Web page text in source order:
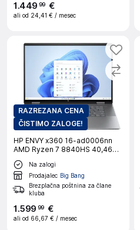
1 .449 99 €
ali od 24,41 € / mesec
RAZREZANA CENA
ČISTIMO ZALOGE!
HP ENVY x360 16-ad0006nn
AMD Ryzen 7 8840HS 40,46
cm 16inch 2.8K OLED Touch
16GB LPDDR5 1TB PCIe W11H
Meteor Silver - prenosni
računalnik
Na zalogi
Prodajalec Big Bang
Brezplačna poštnina za člane
kluba
1 .599 99 €
ali od 66,67 € / mesec